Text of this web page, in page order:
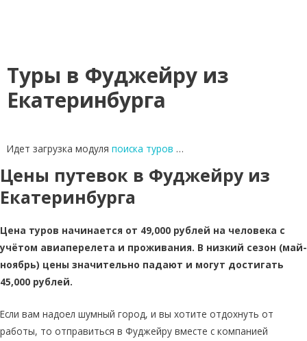
Туры в Фуджейру из
Екатеринбурга
Идет загрузка модуля поиска туров …
Цены путевок в Фуджейру из
Екатеринбурга
Цена туров начинается от 49,000 рублей на человека с
учётом авиаперелета и проживания. В низкий сезон (май-
ноябрь) цены значительно падают и могут достигать
45,000 рублей.
Если вам надоел шумный город, и вы хотите отдохнуть от
работы, то отправиться в Фуджейру вместе с компанией